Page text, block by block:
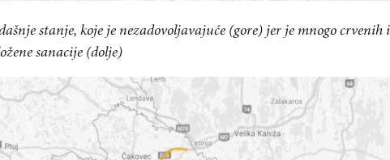
stanje, koje je nezadovoljavajuće (gore) jer je mnogo crvenih i
sanacije (dolje)